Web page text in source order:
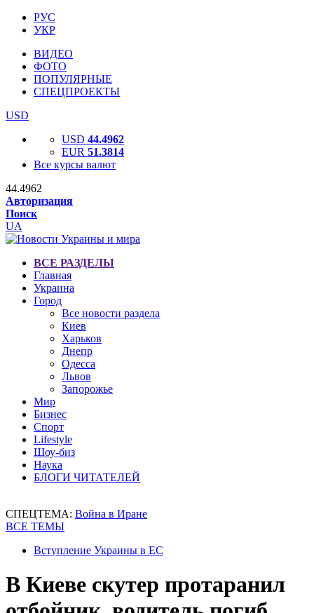
РУС
УКР
ВИДЕО
ФОТО
ПОПУЛЯРНЫЕ
СПЕЦПРОЕКТЫ
USD
USD 44.4962
EUR 51.3814
Все курсы валют
44.4962
Авторизация
Поиск
UA
ВСЕ РАЗДЕЛЫ
Главная
Украина
Город
Все новости раздела
Киев
Харьков
Днепр
Одесса
Львов
Запорожье
Мир
Бизнес
Спорт
Lifestyle
Шоу-биз
Наука
БЛОГИ ЧИТАТЕЛЕЙ
СПЕЦТЕМА: Война в Иране
ВСЕ ТЕМЫ
Вступление Украины в ЕС
В Киеве скутер протаранил